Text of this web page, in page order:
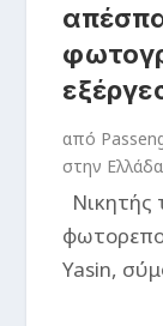
από
στην Ελλάδα
Νικητής
Yasin,